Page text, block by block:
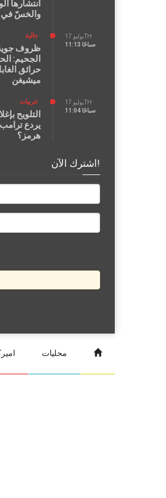
انتشارها
والخسّ في
يوليو 17TH
11:13 صباحًا
جالية
ظروف
الجحيم:
حرائق
ميشيغن
يوليو 17TH
11:04 صباحًا
عربيات
التلويح
يردع
هرمز؟
اشترك الآن!
محليات